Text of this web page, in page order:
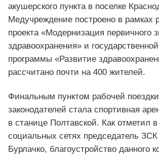
акушерского пункта в поселке
Медучреждение построено в рамках
проекта «Модернизация первичного
здравоохранения» и
программы «Развитие
рассчитано почти на 400 жителей.
Финальным пунктом рабочей поездки
законодателей стала спортивная
в станице Полтавской. Как отметил
социальных сетях председатель
Бурлачко, благоустройство данного